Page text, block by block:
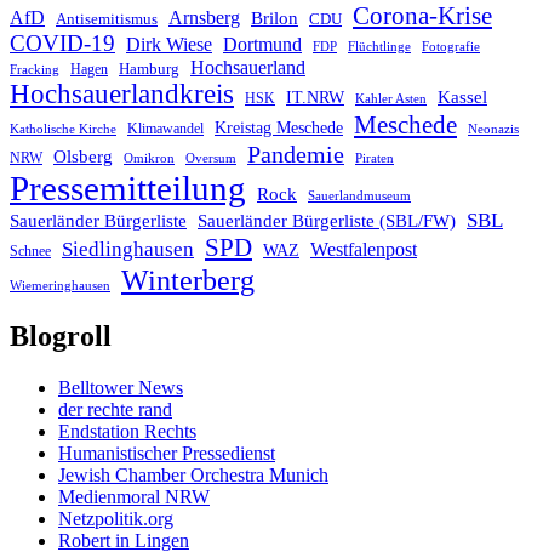
AfD Antisemitismus Arnsberg Brilon CDU Corona-Krise
COVID-19 Dirk Wiese Dortmund FDP Flüchtlinge
Fotografie
Fracking
Hagen Hamburg Hochsauerland
Hochsauerlandkreis HSK IT.NRW Kahler Asten Kassel
Katholische Kirche Klimawandel Kreistag Meschede Meschede Neonazis
NRW Olsberg Omikron Oversum Pandemie Piraten
Pressemitteilung Rock Sauerlandmuseum
Sauerländer Bürgerliste Sauerländer Bürgerliste (SBL/FW) SBL
Schnee Siedlinghausen SPD WAZ Westfalenpost
Wiemeringhausen Winterberg
Blogroll
Belltower News
der rechte rand
Endstation Rechts
Humanistischer Pressedienst
Jewish Chamber Orchestra Munich
Medienmoral NRW
Netzpolitik.org
Robert in Lingen